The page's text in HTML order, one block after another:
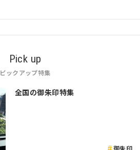
Pick up
ピックアップ特集
全国の御朱印特集
御朱印